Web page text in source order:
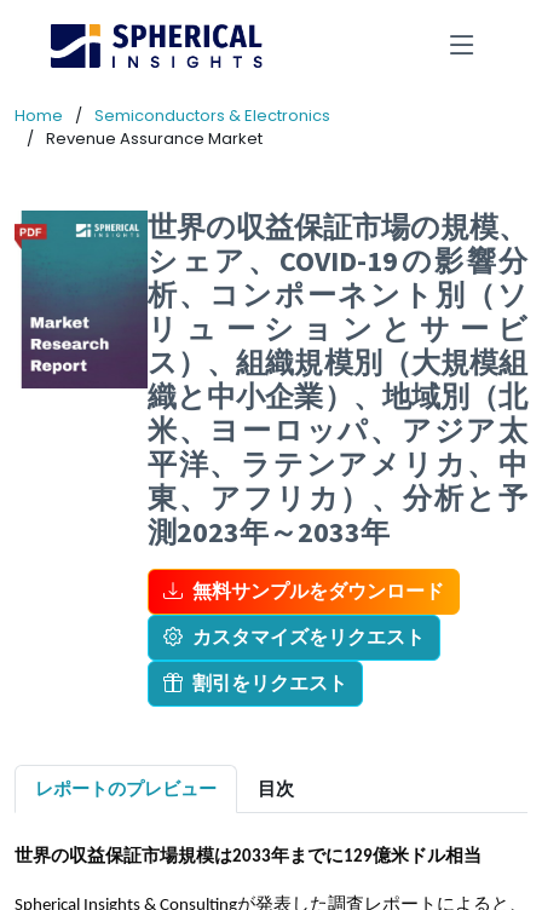
Home
Semiconductors & Electronics
Revenue Assurance Market
世界の収益保証市場の規模、
シェア、COVID-19の影響分
析、コンポーネント別（ソ
リューションとサービ
ス）、組織規模別（大規模組
織と中小企業）、地域別（北
米、ヨーロッパ、アジア太
平洋、ラテンアメリカ、中
東、アフリカ）、分析と予
測2023年～2033年
無料サンプルをダウンロード
カスタマイズをリクエスト
割引をリクエスト
レポートのプレビュー 目次
世界の収益保証市場規模は2033年までに129億米ドル相当
Spherical Insights & Consultingが発表した調査レポートによると、